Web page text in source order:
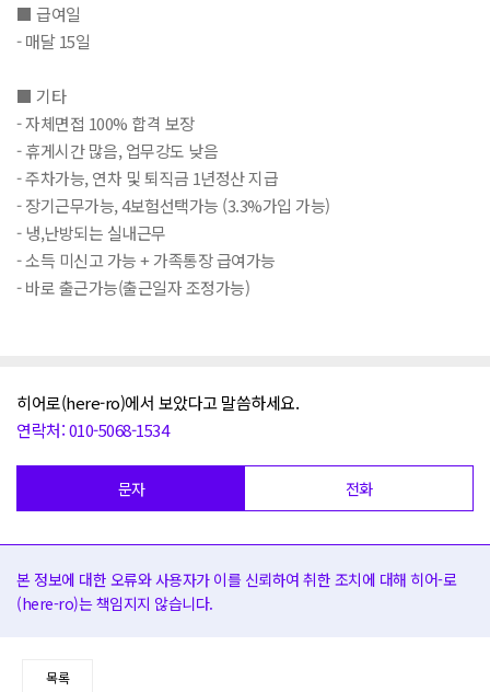
■ 급여일
- 매달 15일
■ 기타
- 자체면접 100% 합격 보장
- 휴게시간 많음, 업무강도 낮음
- 주차가능, 연차 및 퇴직금 1년정산 지급
- 장기근무가능, 4보험선택가능 (3.3%가입 가능)
- 냉,난방되는 실내근무
- 소득 미신고 가능 + 가족통장 급여가능
- 바로 출근가능(출근일자 조정가능)
히어로(here-ro)에서 보았다고 말씀하세요.
연락처: 010-5068-1534
문자 전화
본 정보에 대한 오류와 사용자가 이를 신뢰하여 취한 조치에 대해 히어-로
(here-ro)는 책임지지 않습니다.
목록